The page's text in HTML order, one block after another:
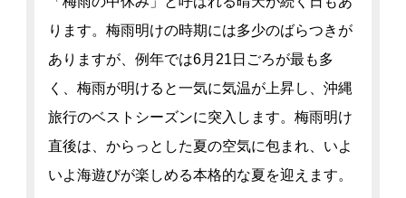
ります。梅雨明けの時期には多少のばらつきが
ありますが、例年では6月21日ごろが最も多
く、梅雨が明けると一気に気温が上昇し、沖縄
旅行のベストシーズンに突入します。梅雨明け
直後は、からっとした夏の空気に包まれ、いよ
いよ海遊びが楽しめる本格的な夏を迎えます。